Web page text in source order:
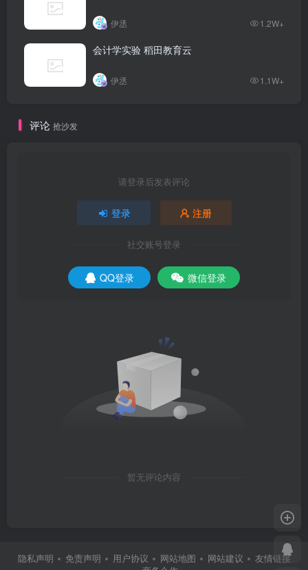
伊丞 1.2W+
会计学实验 稻田教育云
伊丞 1.1W+
评论 抢沙发
请登录后发表评论
登录 注册
社交账号登录
QQ登录 微信登录
暂无评论内容
隐私声明 免责声明 用户协议 网站地图 网站建议
友情链接